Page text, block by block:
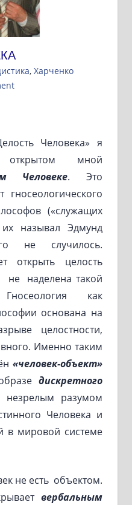
, Харченко
Человека» я
мной
Человеке. Это
гносеологического
(«служащих
их называл Эдмунд
не случилось.
открыть целость
не наделена такой
как
основана на
целостности,
Именно таким
«человек-объект»
дискретного
разумом
Человека и
в мировой системе
не есть объектом.
вербальным